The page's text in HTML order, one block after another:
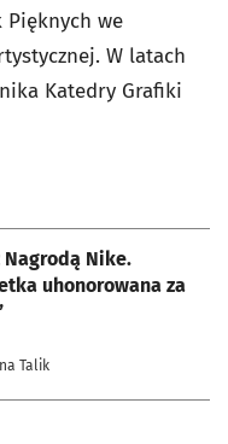
Pięknych we
W latach
Katedry Grafiki
Nagrodą Nike.
uhonorowana za
Talik